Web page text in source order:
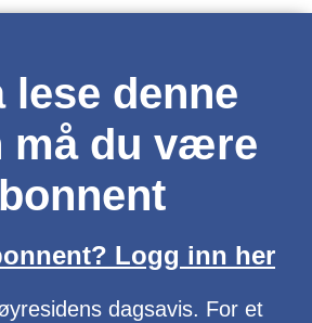
lese denne
må du være
Logg inn her
dagsavis. For et